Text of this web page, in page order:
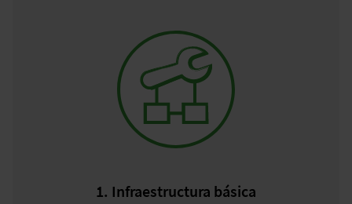
1. Infraestructura básica